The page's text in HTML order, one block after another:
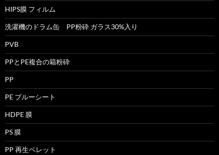
HIPS膜 フィルム
洗濯機のドラム缶 PP粉砕 ガラス30%入り
PVB
PPとPE複合の箱粉砕
PP
PE ブルーシート
HDPE 膜
PS 膜
PP 再生ペレット